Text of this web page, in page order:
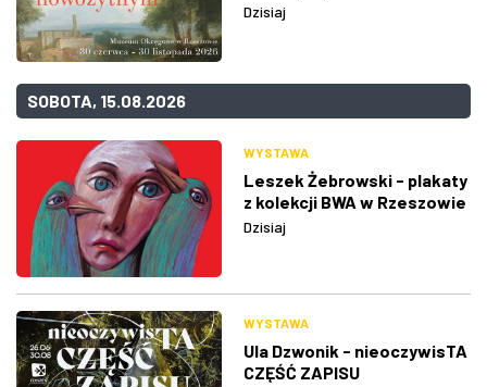
Dzisiaj
SOBOTA, 15.08.2026
WYSTAWA
Leszek Żebrowski - plakaty
z kolekcji BWA w Rzeszowie
Dzisiaj
WYSTAWA
Ula Dzwonik - nieoczywisTA
CZĘŚĆ ZAPISU